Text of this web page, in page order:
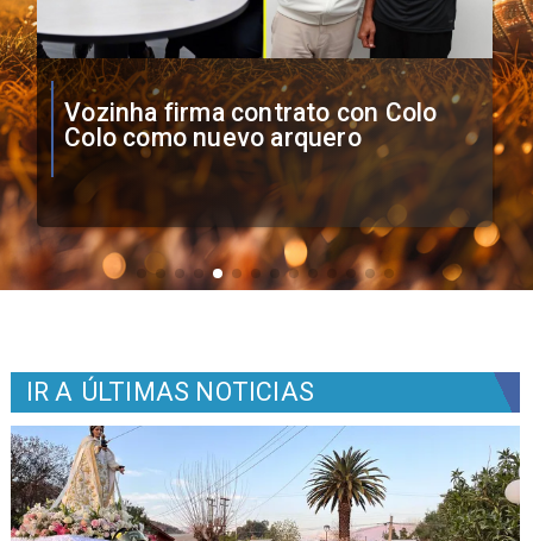
O'Higgins cae por penales ante
Boca Juniors en Copa
Sudamericana
IR A ÚLTIMAS NOTICIAS